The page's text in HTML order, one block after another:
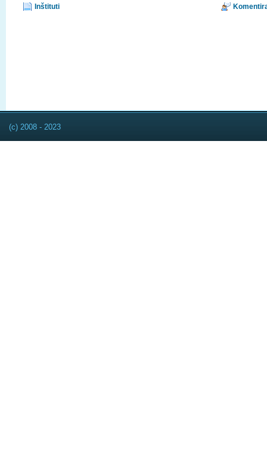
Inštituti
(c) 2008 - 2023